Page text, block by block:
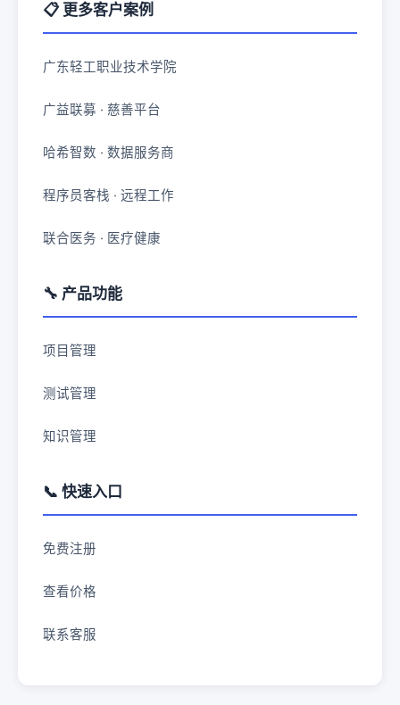
📋 更多客户案例
广东轻工职业技术学院
广益联募 · 慈善平台
哈希智数 · 数据服务商
程序员客栈 · 远程工作
联合医务 · 医疗健康
🔧 产品功能
项目管理
测试管理
知识管理
📞 快速入口
免费注册
查看价格
联系客服